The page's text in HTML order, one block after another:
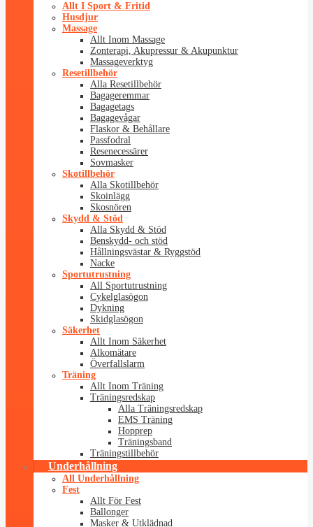
Allt I Sport & Fritid
Husdjur
Massage
Allt Inom Massage
Zonterapi, Akupressur & Akupunktur
Massageverktyg
Resetillbehör
Alla Resetillbehör
Bagageremmar
Bagagetags
Bagagevågar
Flaskor & Behållare
Passfodral
Resenecessärer
Sovmasker
Skotillbehör
Alla Skotillbehör
Skoinlägg
Skosnören
Skydd & Stöd
Alla Skydd & Stöd
Benskydd- och stöd
Hållningsvästar & Ryggstöd
Nacke
Sportutrustning
All Sportutrustning
Cykelglasögon
Dykning
Skidglasögon
Säkerhet
Allt Inom Säkerhet
Alkomätare
Överfallslarm
Träning
Allt Inom Träning
Träningsredskap
Alla Träningsredskap
EMS Träning
Hopprep
Träningsband
Träningstillbehör
Underhållning
All Underhållning
Fest
Allt För Fest
Ballonger
Masker & Utklädnad